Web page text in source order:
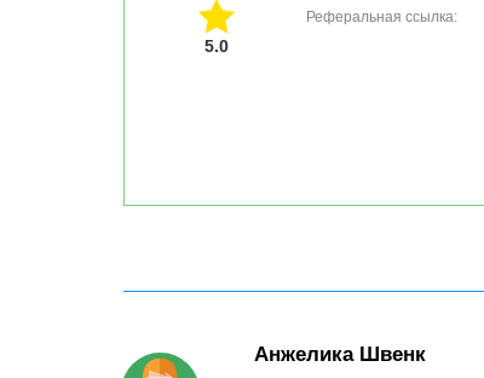
5.0
Реферальная ссылка:
Анжелика Швенк